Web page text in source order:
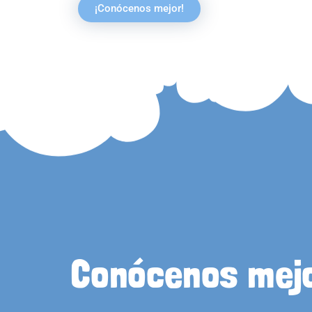
¡Conócenos mejor!
Conócenos